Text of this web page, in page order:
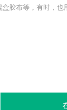
胶布等，有时，也